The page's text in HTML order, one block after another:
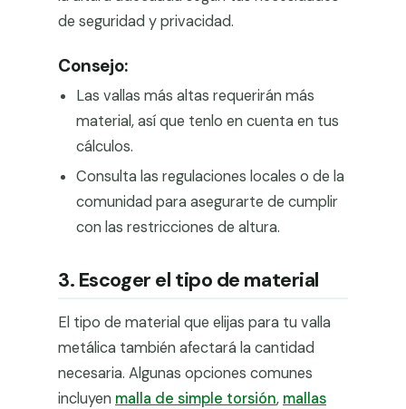
de seguridad y privacidad.
Consejo:
Las vallas más altas requerirán más
material, así que tenlo en cuenta en tus
cálculos.
Consulta las regulaciones locales o de la
comunidad para asegurarte de cumplir
con las restricciones de altura.
3. Escoger el tipo de material
El tipo de material que elijas para tu valla
metálica también afectará la cantidad
necesaria. Algunas opciones comunes
incluyen malla de simple torsión, mallas